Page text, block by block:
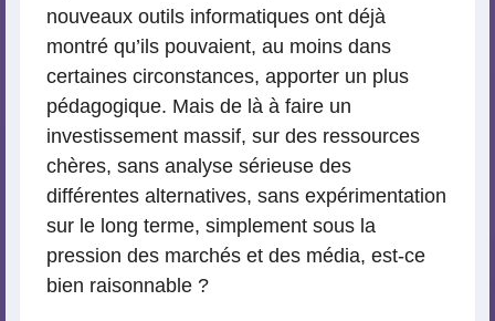
nouveaux outils informatiques ont déjà
montré qu’ils pouvaient, au moins dans
certaines circonstances, apporter un plus
pédagogique. Mais de là à faire un
investissement massif, sur des ressources
chères, sans analyse sérieuse des
différentes alternatives, sans expérimentation
sur le long terme, simplement sous la
pression des marchés et des média, est-ce
bien raisonnable ?